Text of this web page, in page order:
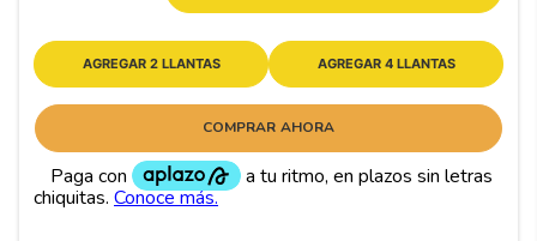
AGREGAR 2 LLANTAS AGREGAR 4 LLANTAS
COMPRAR AHORA